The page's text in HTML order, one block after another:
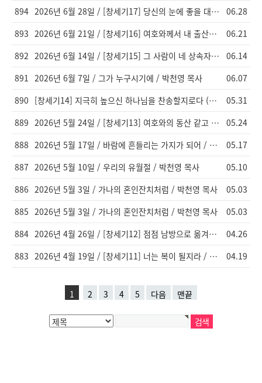
894
2026년 6월 28일 / [창세기17] 당신의 눈에 좋을 대로 그에게 행하라 / 이창엽 목사
06.28
893
2026년 6월 21일 / [창세기16] 여호와께서 내 출산을 허락하지 아니하셨으니 / 이창엽 목사
06.21
892
2026년 6월 14일 / [창세기15] 그 사람이 네 상속자가 아니라 / 이창엽 목사
06.14
891 2026년 6월 7일 / 그가 누구시기에 / 박천영 목사
06.07
890
[창세기14] 지극히 높으신 하나님을 찬송할지로다 (창14:13-24) 이창엽 목사님
05.31
889
2026년 5월 24일 / [창세기13] 여호와의 동산 같고 애굽 땅과 같았더라 / 이창엽 목사
05.24
888
2026년 5월 17일 / 바람에 흔들리는 가지가 되어 / 박천영 목사
05.17
887 2026년 5월 10일 / 우리의 유월절 / 박천영 목사
05.10
886 2026년 5월 3일 / 가나의 혼인잔치처럼 / 박천영 목사
05.03
885 2026년 5월 3일 / 가나의 혼인잔치처럼 / 박천영 목사
05.03
884
2026년 4월 26일 / [창세기12] 점점 남방으로 옮겨갔더라 / 이창엽 목사
04.26
883
2026년 4월 19일 / [창세기11] 너는 복이 될지라 / 이창엽 목사 04.19
1 2 3 4 5 다음 맨끝